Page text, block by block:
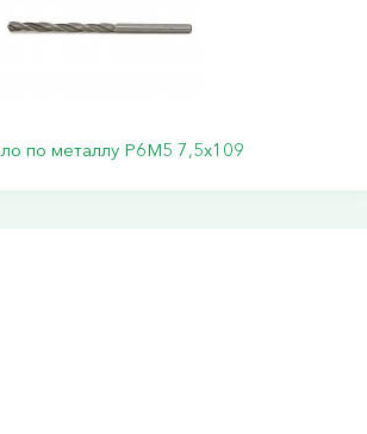
по металлу Р6М5 7,5х109